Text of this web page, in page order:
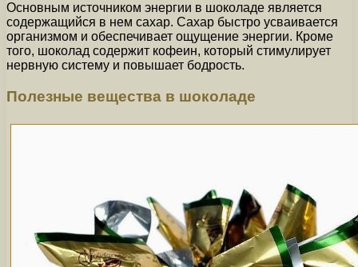
Основным источником энергии в шоколаде является
содержащийся в нем сахар. Сахар быстро усваивается
организмом и обеспечивает ощущение энергии. Кроме
того, шоколад содержит кофеин, который стимулирует
нервную систему и повышает бодрость.
Полезные вещества в шоколаде